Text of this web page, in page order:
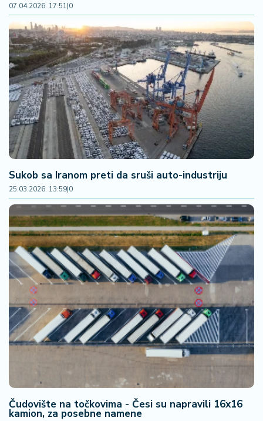
07.04.2026. 17:51|0
Sukob sa Iranom preti da sruši auto-industriju
25.03.2026. 13:59|0
Čudovište na točkovima - Česi su napravili 16x16
kamion, za posebne namene